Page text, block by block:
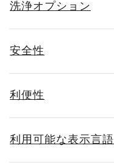
洗浄オプション
安全性
利便性
利用可能な表示言語